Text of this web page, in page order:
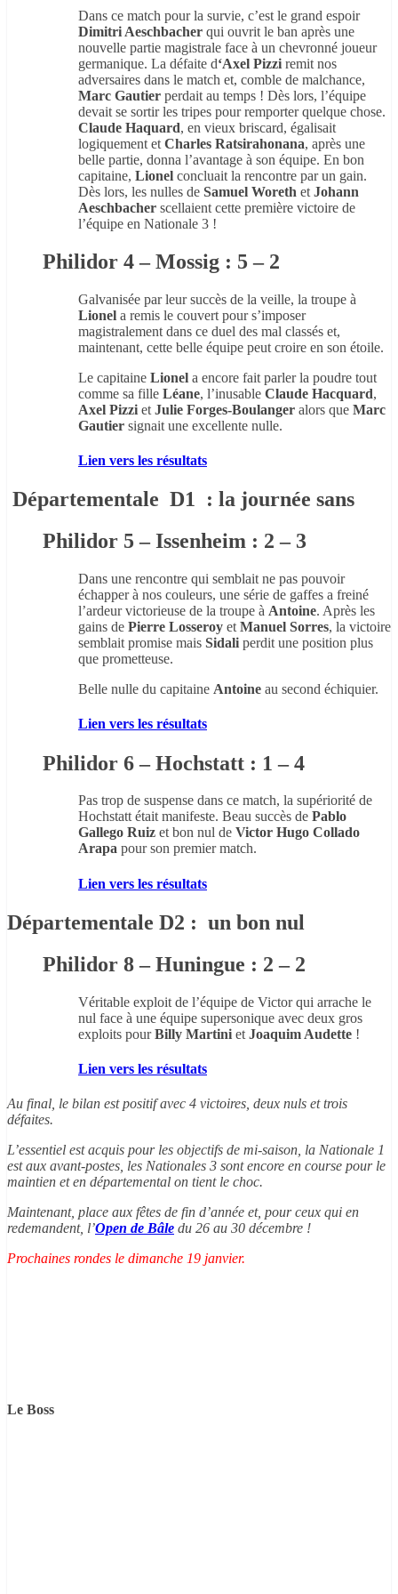
Dans ce match pour la survie, c’est le grand espoir
Dimitri Aeschbacher qui ouvrit le ban après une
nouvelle partie magistrale face à un chevronné joueur
germanique. La défaite d‘Axel Pizzi remit nos
adversaires dans le match et, comble de malchance,
Marc Gautier perdait au temps ! Dès lors, l’équipe
devait se sortir les tripes pour remporter quelque chose.
Claude Haquard, en vieux briscard, égalisait
logiquement et Charles Ratsirahonana, après une
belle partie, donna l’avantage à son équipe. En bon
capitaine, Lionel concluait la rencontre par un gain.
Dès lors, les nulles de Samuel Woreth et Johann
Aeschbacher scellaient cette première victoire de
l’équipe en Nationale 3 !
Philidor 4 – Mossig : 5 – 2
Galvanisée par leur succès de la veille, la troupe à
Lionel a remis le couvert pour s’imposer
magistralement dans ce duel des mal classés et,
maintenant, cette belle équipe peut croire en son étoile.
Le capitaine Lionel a encore fait parler la poudre tout
comme sa fille Léane, l’inusable Claude Hacquard,
Axel Pizzi et Julie Forges-Boulanger alors que Marc
Gautier signait une excellente nulle.
Lien vers les résultats
Départementale D1 : la journée sans
Philidor 5 – Issenheim : 2 – 3
Dans une rencontre qui semblait ne pas pouvoir
échapper à nos couleurs, une série de gaffes a freiné
l’ardeur victorieuse de la troupe à Antoine. Après les
gains de Pierre Losseroy et Manuel Sorres, la victoire
semblait promise mais Sidali perdit une position plus
que prometteuse.
Belle nulle du capitaine Antoine au second échiquier.
Lien vers les résultats
Philidor 6 – Hochstatt : 1 – 4
Pas trop de suspense dans ce match, la supériorité de
Hochstatt était manifeste. Beau succès de Pablo
Gallego Ruiz et bon nul de Victor Hugo Collado
Arapa pour son premier match.
Lien vers les résultats
Départementale D2 : un bon nul
Philidor 8 – Huningue : 2 – 2
Véritable exploit de l’équipe de Victor qui arrache le
nul face à une équipe supersonique avec deux gros
exploits pourBilly Martini et Joaquim Audette !
Lien vers les résultats
Au final, le bilan est positif avec 4 victoires, deux nuls et trois
défaites.
L’essentiel est acquis pour les objectifs de mi-saison, la Nationale 1
est aux avant-postes, les Nationales 3 sont encore en course pour le
maintien et en départemental on tient le choc.
Maintenant, place aux fêtes de fin d’année et, pour ceux qui en
redemandent, l’Open de Bâle du 26 au 30 décembre !
Prochaines rondes le dimanche 19 janvier.
Le Boss